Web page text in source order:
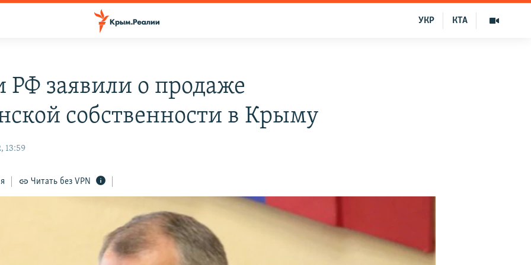
КТА
УКР
РФ заявили о продаже
собственности в Крыму
13:59
Читать без VPN